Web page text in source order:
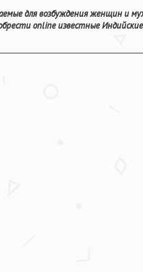
для возбуждения женщин и
online известные